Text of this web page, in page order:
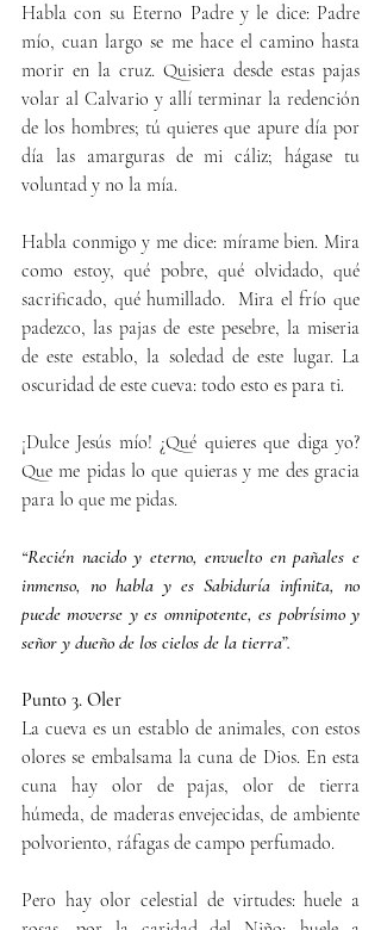
Habla con su Eterno Padre y le dice: Padre
mío, cuan largo se me hace el camino hasta
morir en la cruz. Quisiera desde estas pajas
volar al Calvario y allí terminar la redención
de los hombres; tú quieres que apure día por
día las amarguras de mi cáliz; hágase tu
voluntad y no la mía.
Habla conmigo y me dice: mírame bien. Mira
como estoy, qué pobre, qué olvidado, qué
sacrificado, qué humillado.  Mira el frío que
padezco, las pajas de este pesebre, la miseria
de este establo, la soledad de este lugar. La
oscuridad de este cueva: todo esto es para ti.
¡Dulce Jesús mío! ¿Qué quieres que diga yo?
Que me pidas lo que quieras y me des gracia
para lo que me pidas.
“Recién nacido y eterno, envuelto en pañales e
inmenso, no habla y es Sabiduría infinita, no
puede moverse y es omnipotente, es pobrísimo y
señor y dueño de los cielos de la tierra”.
Punto 3. Oler
La cueva es un establo de animales, con estos
olores se embalsama la cuna de Dios. En esta
cuna hay olor de pajas, olor de tierra
húmeda, de maderas envejecidas, de ambiente
polvoriento, ráfagas de campo perfumado.
Pero hay olor celestial de virtudes: huele a